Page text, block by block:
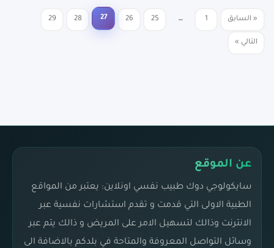
« السابق 1
…
25
26
27
28
29
التالي »
عن الموقع
سايكولوجي دوك طبيب نفسي اونلاين: يعتبر من المواقع
الطبية الاولى التي قدمت و تقدم استشارات نفسية عبر
الانترنت وذالك لتسهيل الامر على المريض و ذالك يتم عبر
وسائل التواصل المعروفة والمتاحة في بلدكم بالاضافة الى